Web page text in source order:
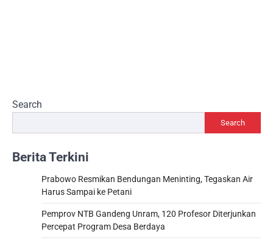
Search
Search
Berita Terkini
Prabowo Resmikan Bendungan Meninting, Tegaskan Air
Harus Sampai ke Petani
Pemprov NTB Gandeng Unram, 120 Profesor Diterjunkan
Percepat Program Desa Berdaya